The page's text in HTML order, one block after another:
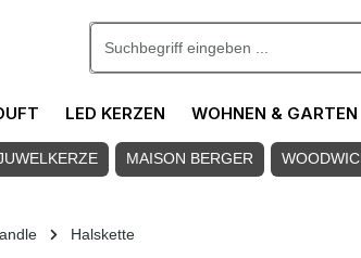
LED KERZEN WOHNEN & GARTEN
MAISON BERGER
Halskette